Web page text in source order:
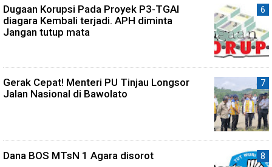
Dugaan Korupsi Pada Proyek P3-TGAI
diagara Kembali terjadi. APH diminta
Jangan tutup mata
Gerak Cepat! Menteri PU Tinjau Longsor
Jalan Nasional di Bawolato
Dana BOS MTsN 1 Agara disorot